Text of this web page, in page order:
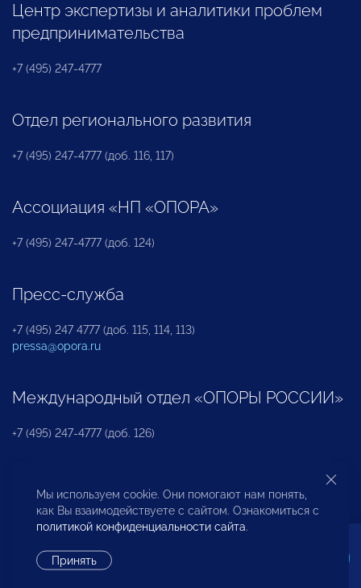
Центр экспертизы и аналитики проблем
предпринимательства
+7 (495) 247-4777
Отдел регионального развития
+7 (495) 247-4777 (доб. 116, 117)
Ассоциация «НП «ОПОРА»
+7 (495) 247-4777 (доб. 124)
Пресс-служба
+7 (495) 247 4777 (доб. 115, 114, 113)
pressa@opora.ru
Международный отдел «ОПОРЫ РОССИИ»
+7 (495) 247-4777 (доб. 126)
Бюро по защите прав предпринимателей и
инвесторов
Мы используем cookie. Они помогают нам понять,
как Вы взаимодействуете с сайтом. Ознакомиться с
политикой конфиденциальности сайта.
Принять